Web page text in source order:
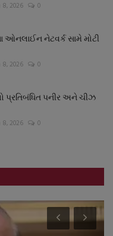
8, 2026 0
ઓનલાઈન નેટવર્ક સામે મોટી
8, 2026 0
પ્રતિબંધિત પનીર અને ચીઝ
8, 2026 0